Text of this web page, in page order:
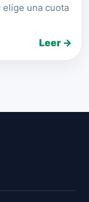
una cuota
Leer →